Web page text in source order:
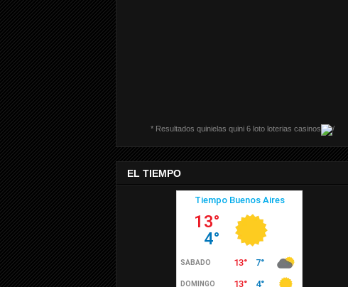
* Resultados quinielas quini 6 loto loterias casinos
EL TIEMPO